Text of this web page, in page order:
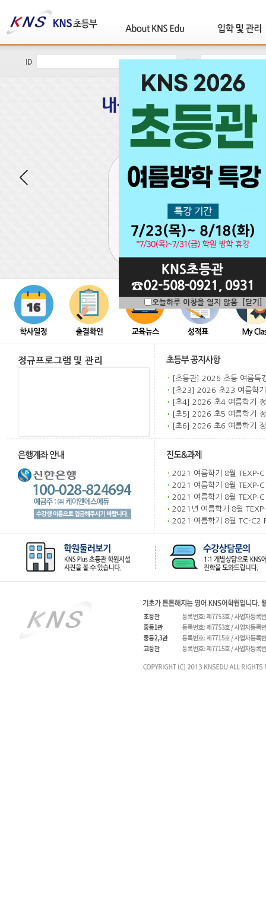
오늘하루 이창을 열지 않음 [닫기]
정규프로그램 및 관리
[초등관] 2026 초등 여름특
[초23] 2026 초23 여름학
[초4] 2026 초4 여름학기
[초5] 2026 초5 여름학기
[초6] 2026 초6 여름학기
2021 여름학기 8월 TEXP-
2021 여름학기 8월 TEXP-
2021 여름학기 8월 TEXP-
2021년 여름학기 8월
2021 여름학기 8월 TC-C2